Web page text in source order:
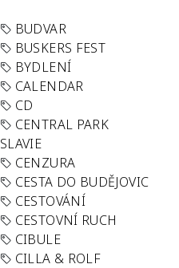
BUDVAR
BUSKERS FEST
BYDLENÍ
CALENDAR
CD
CENTRAL PARK
SLAVIE
CENZURA
CESTA DO BUDĚJOVIC
CESTOVÁNÍ
CESTOVNÍ RUCH
CIBULE
CILLA & ROLF